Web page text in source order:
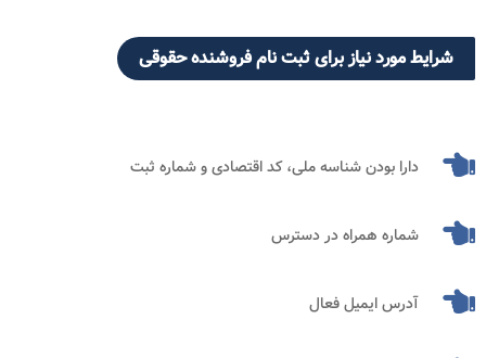
شرایط مورد نیاز برای ثبت نام فروشنده حقوقی
دارا بودن شناسه ملی، کد اقتصادی و شماره ثبت
شماره همراه در دسترس
آدرس ایمیل فعال